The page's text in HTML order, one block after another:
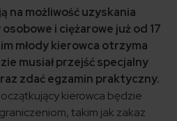
na możliwość uzyskania
i ciężarowe już od 17
młody kierowca otrzyma
musiał przejść specjalny
zdać egzamin praktyczny.
kierowca będzie
takim jak zakaz